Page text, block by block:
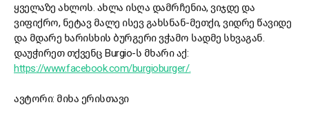
ყველაზე ახლოს. ახლა ისღა დამრჩენია, ვიჯდე და
ვიფიქრო, ნეტავ მალე ისევ გახსნან-მეთქი, ვიდრე წავიდე
და მდარე ხარისხის ბურგერი ვჭამო სადმე სხვაგან.
დაუჭირეთ თქვენც Burgio-ს მხარი აქ:
https://www.facebook.com/burgioburger/.
ავტორი: მიხა ერისთავი